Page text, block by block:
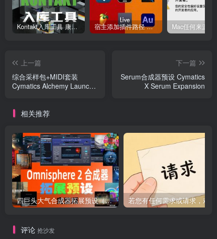
Kontakt入库工具 康泰克入库教程 宿主添加插件路径 插件路径设置 VSTPlugins路径
上一篇
综合采样包+MIDI套装
Cymatics Alchemy Launch
下一篇
Serum合成器预设 Cymatics
X Serum Expansion
相关推荐
四巨头大气合成器拓展预设（全家桶）Spectrasonics for Omnisphere 2（Synth Presets）（Omnisphere2 扩展）（包含Bob Moog Tribute Library Sonic Extensions Nylon Sky Seismic Shock Unclean Machine Undercurreent @80.ymar – Xenon Audiority Darkscapes Aberration Mach I BADLANDS Beautiful Void Audio Autumn Choirs Fragments Tapes From The Attic Time Dilation Chronicles from the Stars CineTrance_Movements Dark Energy Equilibrium 2 Essential Genesis Elements – Dystopian Rains Heartwood Soundware Hardwired Human Voices Redux Luftrum 3 2024 Ambient 3 LUFTRUM EXPANSE 3 Mistral Unizion Music_MISTRAL INTENSITY Omnisphere Psytrance Presets 2 Zenhiser Plughugger Atmospheric Guitar Plughugger Voices of Eclipse PlugInGuru Beautifully Broken PlugInGuru MegaMagic Dreams Prospective Radiant Shadows Sonic Atoms Baltic Shimmers Sonic Underworld Pandorum SPLASH Stingray Instruments Majesty SE Retropolis String Audio Darkless Infrared Lightless Unhuman StudioPlug Lucid Parasite Popstyle Power Uzi Wrld Vision (Omnisphere Bank) The Very Loud Indeed Co Omnisphere Grafos Irazu Tom Wolfe’s Atomos Lunnen Tom Wolfe s Oblivion Tom Wolfes Solus Triple Spiral Audio Evolution Extinction Extended Extinction Foundations Journeys 2 Extended Reveries Rust Extended Singularity Springendal Tonewood Extended Winter Solstice Zembla TWS – Majestica Vol 1 TWS – Vinyl TWS Polar Ice X Vangelis for Omnisphere Vicious Antelope 12 Gods Aphrodite Apollo Ares Artemis Athena Demeter Hephaestus Hera Hermes Hestia Poseidon Zeus Xcess for All Dream Keys Xcess for All Magical Garden）
评论 抢沙发